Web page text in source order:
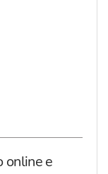
online e